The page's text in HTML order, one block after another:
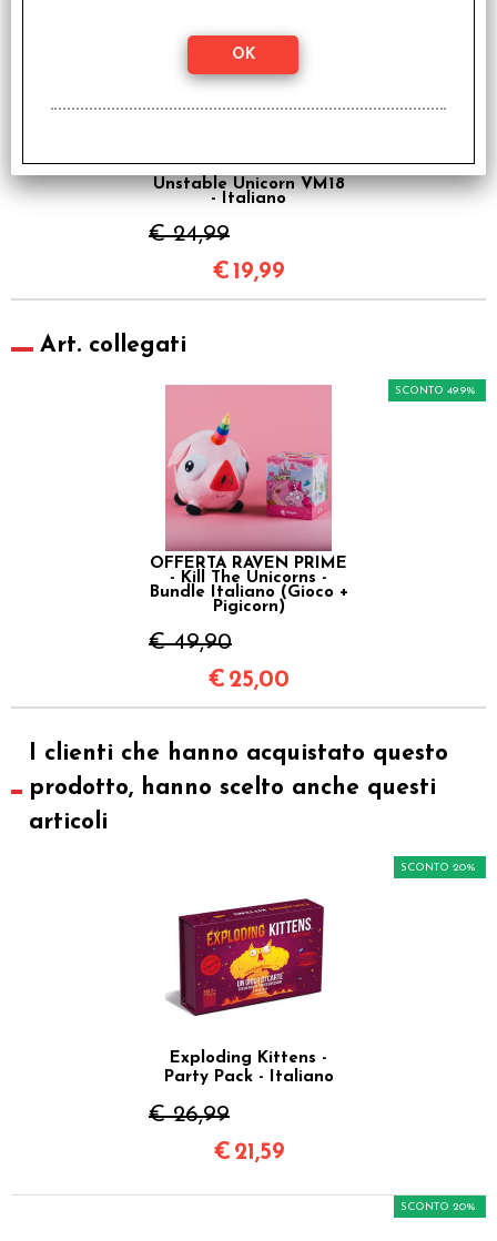
Unstable Unicorn VM18
- Italiano
€ 24,99
€ 19,99
Art. collegati
OFFERTA RAVEN PRIME
- Kill The Unicorns -
Bundle Italiano (Gioco +
Pigicorn)
€ 49,90
SCONTO 49.9%
€ 25,00
I clienti che hanno acquistato questo
prodotto, hanno scelto anche questi
articoli
Exploding Kittens -
Party Pack - Italiano
€ 26,99
SCONTO 20%
€ 21,59
SCONTO 20%